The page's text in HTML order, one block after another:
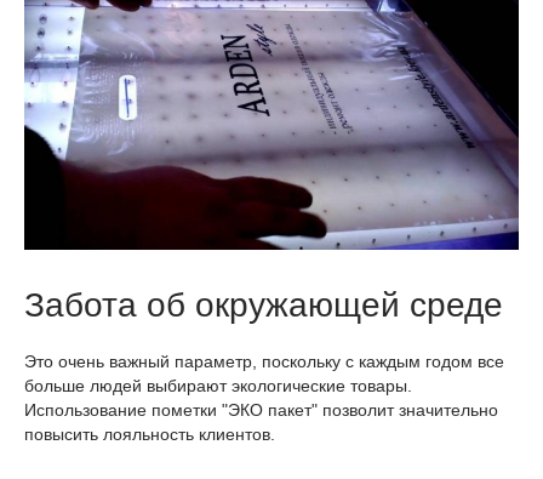
Забота об окружающей среде
Это очень важный параметр, поскольку с каждым годом все
больше людей выбирают экологические товары.
Использование пометки "ЭКО пакет" позволит значительно
повысить лояльность клиентов.